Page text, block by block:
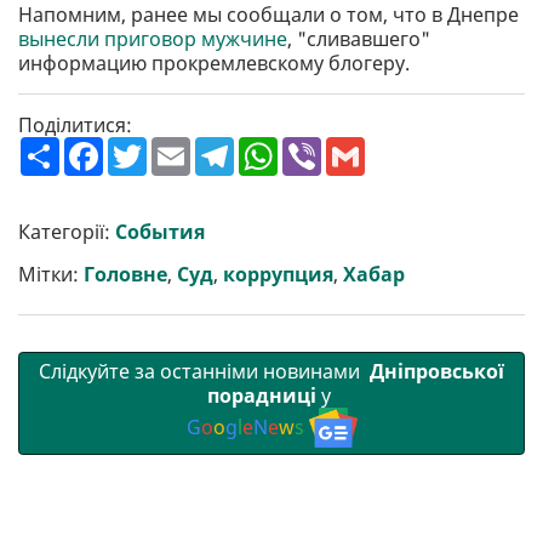
Напомним, ранее мы сообщали о том, что в Днепре
вынесли приговор мужчине, "сливавшего"
информацию прокремлевскому блогеру.
Поділитися:
П
о
р
и
т
и
F
a
b
o
o
k
T
w
t
e
r
E
m
l
T
e
a
m
W
h
p
p
V
Категорії: События
Мітки: Головне, Суд, коррупция, Хабар
Слідкуйте за останніми новинами Дніпровської
порадниці у
GoogleNews